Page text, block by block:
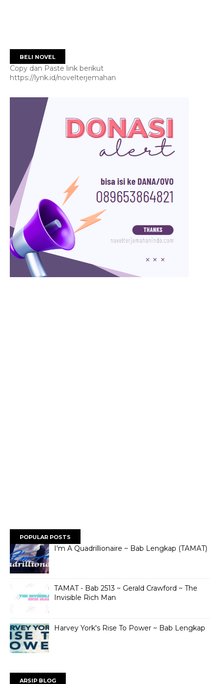
BELI NOVEL
Copy dan Paste link berikut
https://lynk.id/novelterjemahan
POPULAR POSTS
I'm A Quadrillionaire ~ Bab Lengkap (TAMAT)
TAMAT - Bab 2513 ~ Gerald Crawford ~ The
Invisible Rich Man
Harvey York's Rise To Power ~ Bab Lengkap
ARSIP BLOG